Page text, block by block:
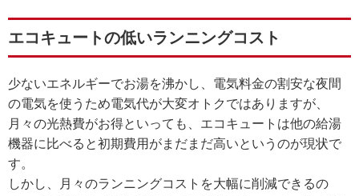
エコキュートの低いランニングコスト
少ないエネルギーでお湯を沸かし、電気料金の割安な夜間
の電気を使うため電気代が大変オトクではありますが、
月々の光熱費がお得といっても、エコキュートは他の給湯
機器に比べると初期費用がまだまだ高いというのが現状で
す。
しかし、月々のランニングコストを大幅に削減できるの